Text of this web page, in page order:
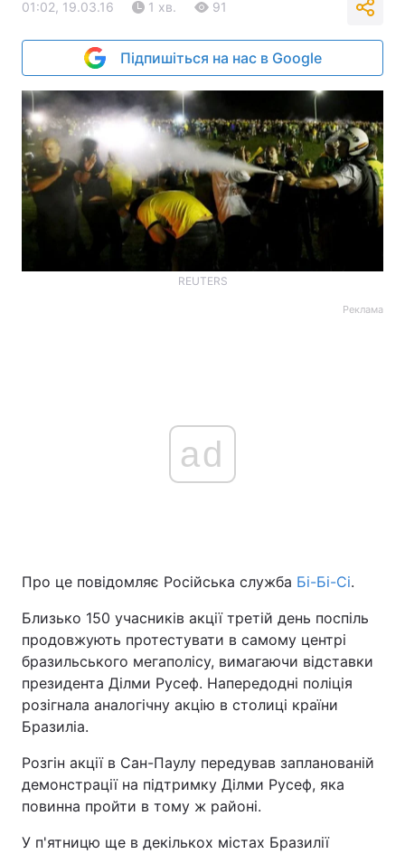
01:02, 19.03.16 1 хв. 91
Підпишіться на нас в Google
REUTERS
Реклама
ad
Про це повідомляє Російська служба Бі-Бі-Сі.
Близько 150 учасників акції третій день поспіль
продовжують протестувати в самому центрі
бразильського мегаполісу, вимагаючи відставки
президента Ділми Русеф. Напередодні поліція
розігнала аналогічну акцію в столиці країни
Бразиліа.
Розгін акції в Сан-Паулу передував запланованій
демонстрації на підтримку Ділми Русеф, яка
повинна пройти в тому ж районі.
У п'ятницю ще в декількох містах Бразилії